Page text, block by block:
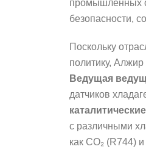
промышленных
безопасности,
Поскольку
политику,
Ведущая
датчиков
с различными
как CO₂ (R744)